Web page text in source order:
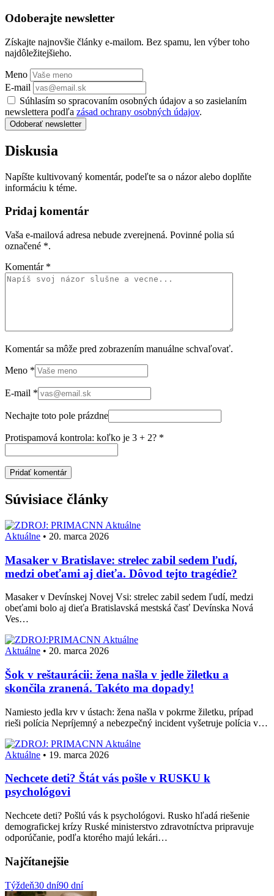
Odoberajte newsletter
Získajte najnovšie články e-mailom. Bez spamu, len výber toho
najdôležitejšieho.
Meno
E-mail
Súhlasím so spracovaním osobných údajov a so zasielaním
newslettera podľa zásad ochrany osobných údajov.
Odoberať newsletter
Diskusia
Napíšte kultivovaný komentár, podeľte sa o názor alebo doplňte
informáciu k téme.
Pridaj komentár
Vaša e-mailová adresa nebude zverejnená. Povinné polia sú
označené *.
Komentár *
Komentár sa môže pred zobrazením manuálne schvaľovať.
Meno *
E-mail *
Nechajte toto pole prázdne
Protispamová kontrola: koľko je 3 + 2? *
Súvisiace články
Aktuálne
Aktuálne • 20. marca 2026
Masaker v Bratislave: strelec zabil sedem ľudí,
medzi obeťami aj dieťa. Dôvod tejto tragédie?
Masaker v Devínskej Novej Vsi: strelec zabil sedem ľudí, medzi
obeťami bolo aj dieťa Bratislavská mestská časť Devínska Nová
Ves…
Aktuálne
Aktuálne • 20. marca 2026
Šok v reštaurácii: žena našla v jedle žiletku a
skončila zranená. Takéto ma dopady!
Namiesto jedla krv v ústach: žena našla v pokrme žiletku, prípad
rieši polícia Nepríjemný a nebezpečný incident vyšetruje polícia v…
Aktuálne
Aktuálne • 19. marca 2026
Nechcete deti? Štát vás pošle v RUSKU k
psychológovi
Nechcete deti? Pošlú vás k psychológovi. Rusko hľadá riešenie
demografickej krízy Ruské ministerstvo zdravotníctva pripravuje
odporúčanie, podľa ktorého majú lekári…
Najčítanejšie
Týždeň30 dní90 dní